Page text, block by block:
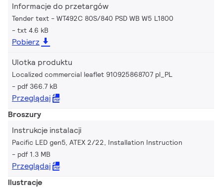
Informacje do przetargów
Tender text - WT492C 80S/840 PSD WB W5 L1800
txt 4.6 kB
Pobierz
Ulotka produktu
Localized commercial leaflet 910925868707 pl_PL
pdf 366.7 kB
Przeglądaj
Broszury
Instrukcje instalacji
Pacific LED gen5, ATEX 2/22, Installation Instruction
pdf 1.3 MB
Przeglądaj
Ilustracje